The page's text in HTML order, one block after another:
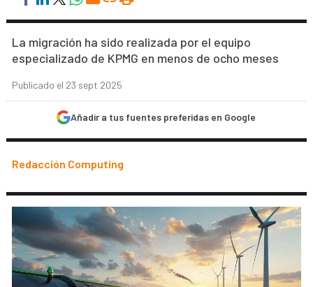
La migración ha sido realizada por el equipo
especializado de KPMG en menos de ocho meses
Publicado el 23 sept 2025
Añadir a tus fuentes preferidas en Google
Redacción Computing